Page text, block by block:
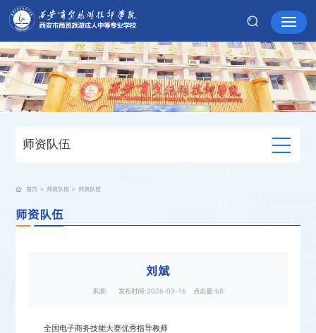
师资队伍
首页 > 师资队伍 > 师资队伍
师资队伍
刘斌
来源： 发布时间:2026-03-16 点击量:68
全国电子商务技能大赛优秀指导教师